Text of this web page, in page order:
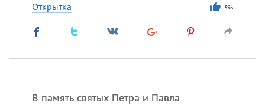
Открытка 396
В память святых Петра и Павла